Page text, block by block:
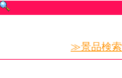
≫景品検索